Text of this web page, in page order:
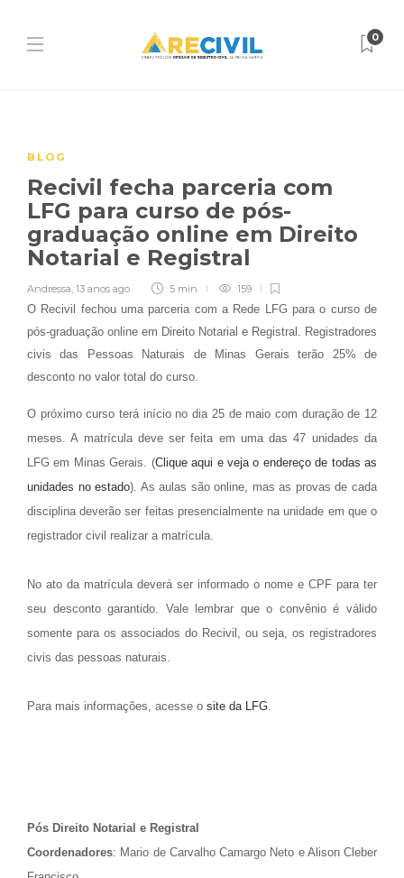
0
BLOG
Recivil fecha parceria com
LFG para curso de pós-
graduação online em Direito
Notarial e Registral
Andressa, 13 anos ago 5 min 159
O Recivil fechou uma parceria com a Rede LFG para o curso de
pós-graduação online em Direito Notarial e Registral. Registradores
civis das Pessoas Naturais de Minas Gerais terão 25% de
desconto no valor total do curso.
O próximo curso terá início no dia 25 de maio com duração de 12
meses. A matrícula deve ser feita em uma das 47 unidades da
LFG em Minas Gerais. (Clique aqui e veja o endereço de todas as
unidades no estado). As aulas são online, mas as provas de cada
disciplina deverão ser feitas presencialmente na unidade em que o
registrador civil realizar a matrícula.
No ato da matrícula deverá ser informado o nome e CPF para ter
seu desconto garantido. Vale lembrar que o convênio é válido
somente para os associados do Recivil, ou seja, os registradores
civis das pessoas naturais.
Para mais informações, acesse o site da LFG.
Pós Direito Notarial e Registral
Coordenadores: Mario de Carvalho Camargo Neto e Alison Cleber